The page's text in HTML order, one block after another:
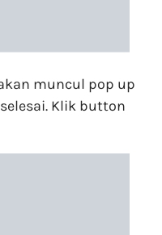
muncul pop up
Klik button